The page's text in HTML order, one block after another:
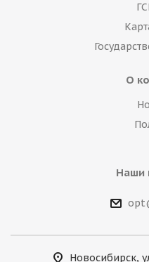
О
Наши
Новосибирск,